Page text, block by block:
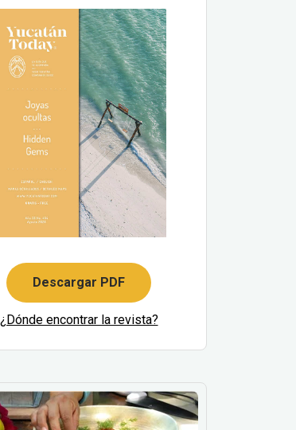
Descargar PDF
¿Dónde encontrar la revista?